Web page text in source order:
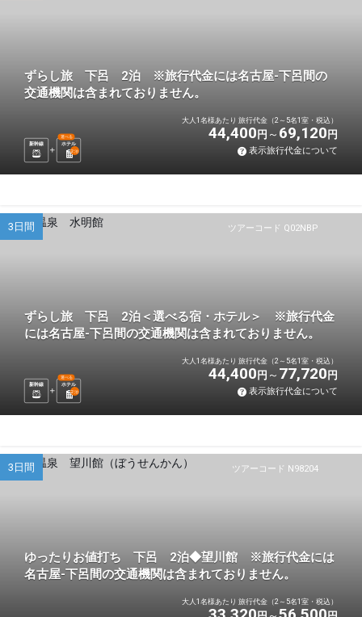
ずらし旅 下呂 2泊 ※旅行代金には名古屋-下呂間の
交通機関は含まれておりません。
新幹線 ホテル
選べる
2泊
大人1名様あたり 旅行代金（2～5名1室・税込）
44,400 円 69,120 円
表示旅行代金について
ツアーコード Q02NBP
3日間
ずらし旅 下呂 2泊＜選べる宿・ホテル＞ ※旅行代金
には名古屋-下呂間の交通機関は含まれておりません。
新幹線 ホテル
選べる
2泊
大人1名様あたり 旅行代金（2～5名1室・税込）
44,400 円 77,720 円
表示旅行代金について
ツアーコード N98204
3日間
ゆったりお値打ち 下呂 2泊◆望川館 ※旅行代金には
名古屋-下呂間の交通機関は含まれておりません。
大人1名様あたり 旅行代金（2～5名1室・税込）